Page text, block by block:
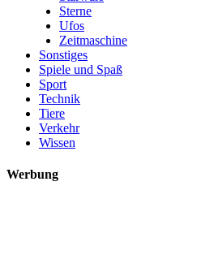
Sterne
Ufos
Zeitmaschine
Sonstiges
Spiele und Spaß
Sport
Technik
Tiere
Verkehr
Wissen
Werbung